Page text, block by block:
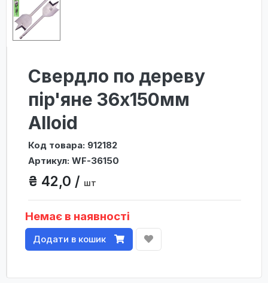
Свердло по дереву
пір'яне 36x150мм
Alloid
Код товара: 912182
Артикул: WF-36150
₴ 42,0 / шт
Немає в наявності
Додати в кошик